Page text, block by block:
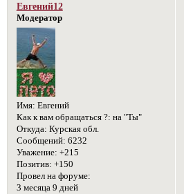
Евгений12
Модератор
Имя: Евгений
Как к вам обращаться ?: на "Ты"
Откуда: Курская обл.
Сообщений: 6232
Уважение: +215
Позитив: +150
Провел на форуме:
3 месяца 9 дней